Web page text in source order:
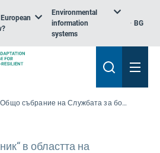
Environmental
information
systems
BG
Общо събрание на Службата за борба с изменението на климата по програма „Коперник“ — издание за 2023 г.
в областта на